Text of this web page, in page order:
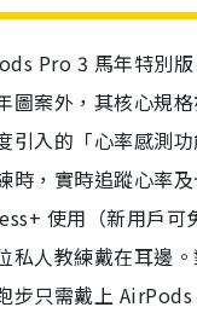
Pro 3 馬年特別
圖案外，其核心規
引入的「心率感測
時，實時追蹤心率及
使用（新用戶可
私人教練戴在耳邊
步只需戴上